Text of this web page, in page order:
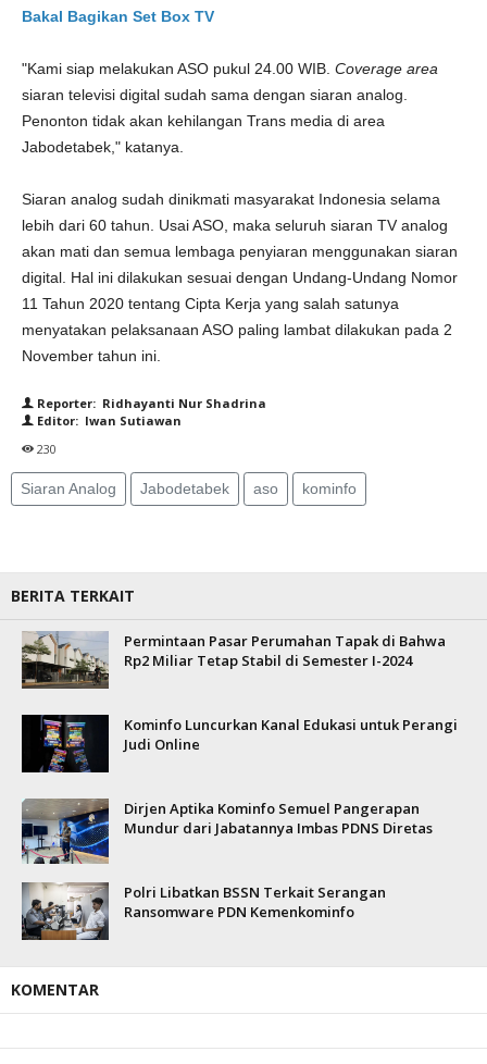
Bakal Bagikan Set Box TV
"Kami siap melakukan ASO pukul 24.00 WIB. Coverage area
siaran televisi digital sudah sama dengan siaran analog.
Penonton tidak akan kehilangan Trans media di area
Jabodetabek," katanya.
Siaran analog sudah dinikmati masyarakat Indonesia selama
lebih dari 60 tahun. Usai ASO, maka seluruh siaran TV analog
akan mati dan semua lembaga penyiaran menggunakan siaran
digital. Hal ini dilakukan sesuai dengan Undang-Undang Nomor
11 Tahun 2020 tentang Cipta Kerja yang salah satunya
menyatakan pelaksanaan ASO paling lambat dilakukan pada 2
November tahun ini.
Reporter: Ridhayanti Nur Shadrina
Editor: Iwan Sutiawan
230
Siaran Analog Jabodetabek aso kominfo
BERITA TERKAIT
Permintaan Pasar Perumahan Tapak di Bahwa
Rp2 Miliar Tetap Stabil di Semester I-2024
Kominfo Luncurkan Kanal Edukasi untuk Perangi
Judi Online
Dirjen Aptika Kominfo Semuel Pangerapan
Mundur dari Jabatannya Imbas PDNS Diretas
Polri Libatkan BSSN Terkait Serangan
Ransomware PDN Kemenkominfo
KOMENTAR